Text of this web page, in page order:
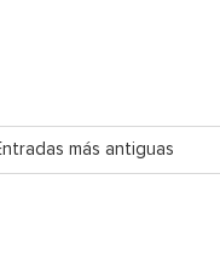
más antiguas